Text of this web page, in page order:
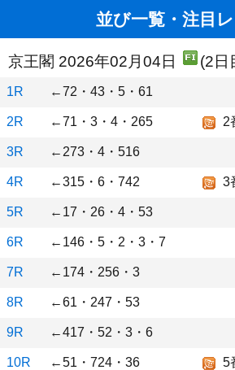
並び一覧・注目
京王閣 2026年02月04日 (2日
1R ←72・43・5・61
2R ←71・3・4・265 2
3R ←273・4・516
4R ←315・6・742 3
5R ←17・26・4・53
6R ←146・5・2・3・7
7R ←174・256・3
8R ←61・247・53
9R ←417・52・3・6
10R ←51・724・36 5